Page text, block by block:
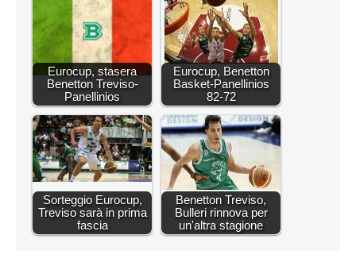
Eurocup, stasera
Benetton Treviso-
Panellinios
Eurocup, Benetton
Basket-Panellinios
82-72
Sorteggio Eurocup,
Treviso sarà in prima
fascia
Benetton Treviso,
Bulleri rinnova per
un'altra stagione